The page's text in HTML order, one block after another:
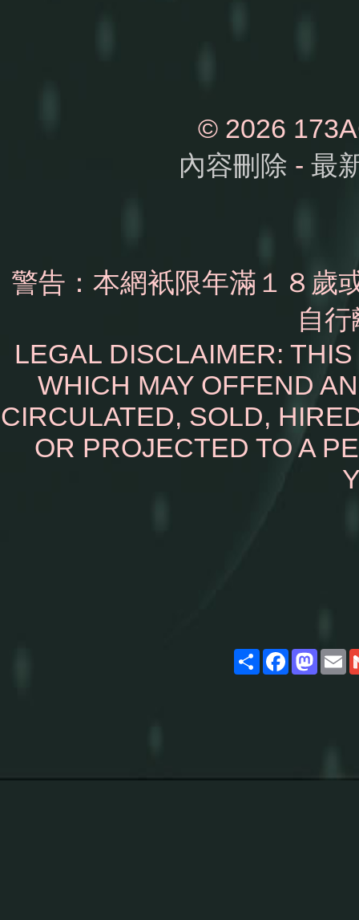
© 2026
內容刪除 - 最
警告：本網衹限年滿１８歲
自
LEGAL DISCLAIMER:
WHICH MAY OFFEND
CIRCULATED, SOLD,
OR PROJECTED TO A
ShareFacebook